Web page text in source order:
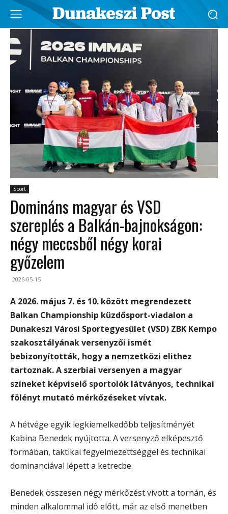
Sport
Domináns magyar és VSD
szereplés a Balkán-bajnokságon:
négy meccsből négy korai
győzelem
2026-05-15
A 2026. május 7. és 10. között megrendezett
Balkan Championship küzdősport-viadalon a
Dunakeszi Városi Sportegyesület (VSD) ZBK Kempo
szakosztályának versenyzői ismét
bebizonyították, hogy a nemzetközi elithez
tartoznak. A szerbiai versenyen a magyar
színeket képviselő sportolók látványos, technikai
fölényt mutató mérkőzéseket vívtak.
A hétvége egyik legkiemelkedőbb teljesítményét
Kabina Benedek nyújtotta. A versenyző elképesztő
formában, taktikai fegyelmezettséggel és technikai
dominanciával lépett a ketrecbe.
Benedek összesen négy mérkőzést vívott a tornán, és
minden alkalommal idő előtt, már az első menetben